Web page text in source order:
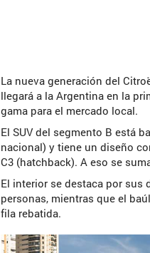
La nueva generación del
llegará a la Argentina en la
gama para el mercado local.
El SUV del segmento B está
nacional) y tiene un diseño
C3 (hatchback). A eso se
El interior se destaca por sus
personas, mientras que el
fila rebatida.